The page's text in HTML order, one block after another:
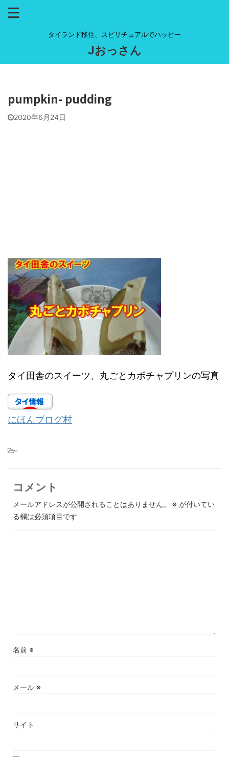
タイランド移住、スピリチュアルでハッピー
Jおっさん
pumpkin- pudding
2020年6月24日
タイ田舎のスイーツ、丸ごとカボチャプリンの写真
にほんブログ村
-
コメント
メールアドレスが公開されることはありません。 ※ が付いてい
る欄は必須項目です
名前 ※
メール ※
サイト